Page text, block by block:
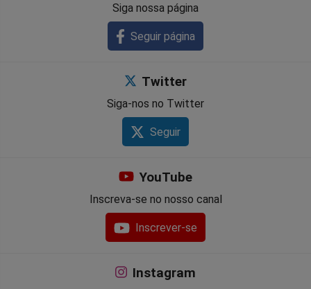
Siga nossa página
Seguir página
Twitter
Siga-nos no Twitter
Seguir
YouTube
Inscreva-se no nosso canal
Inscrever-se
Instagram